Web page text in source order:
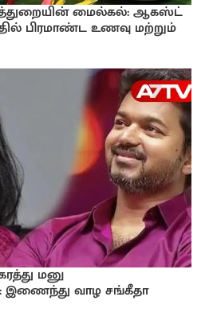
மைல்கல்: ஆகஸ்ட்
பிரமாண்ட உணவு மற்றும்
மனு
இணைந்து வாழ சங்கீதா